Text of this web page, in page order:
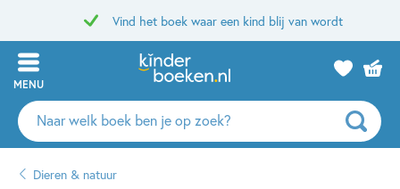
Vind het boek waar een kind blij van wordt
MENU
Zoeken
naar
auteurs
Dieren & natuur